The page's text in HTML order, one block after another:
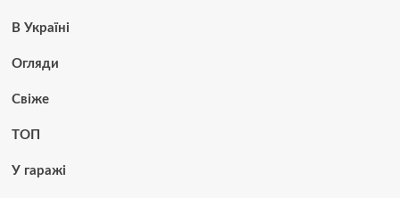
В Україні
Огляди
Свіже
ТОП
У гаражі